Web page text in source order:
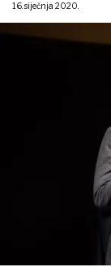
16. siječnja 2020.